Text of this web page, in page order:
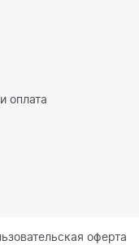
оплата
оферта